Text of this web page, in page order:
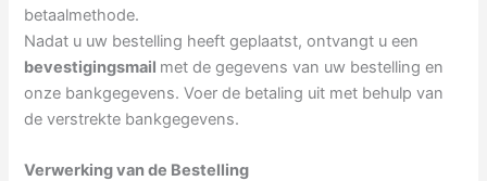
betaalmethode.
Nadat u uw bestelling heeft geplaatst, ontvangt u een
bevestigingsmail met de gegevens van uw bestelling en
onze bankgegevens. Voer de betaling uit met behulp van
de verstrekte bankgegevens.
Verwerking van de Bestelling